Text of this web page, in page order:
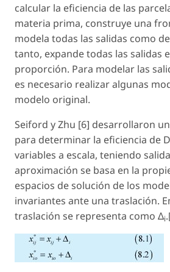
calcular la eficiencia de las
materia prima, construye una
modela todas las salidas como
tanto, expande todas las salidas
proporción. Para modelar las
es necesario realizar algunas
modelo original.
Seiford y Zhu [6] desarrollaron
para determinar la eficiencia de
variables a escala, teniendo
aproximación se basa en la
espacios de solución de los
invariantes ante una traslación.
traslación se representa como Δi